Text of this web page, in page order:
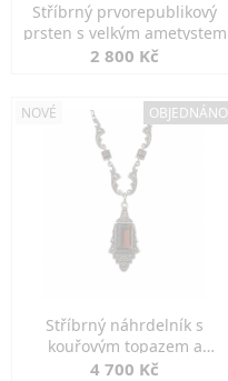
Stříbrný prvorepublikový
prsten s velkým ametystem
2 800 Kč
NOVÉ OBJEDNÁNO
Stříbrný náhrdelník s
kouřovým topazem a
markazity
4 700 Kč